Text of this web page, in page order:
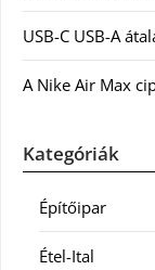
USB-C USB-A
A Nike Air Max
Kategóriák
Építőipar
Étel-Ital